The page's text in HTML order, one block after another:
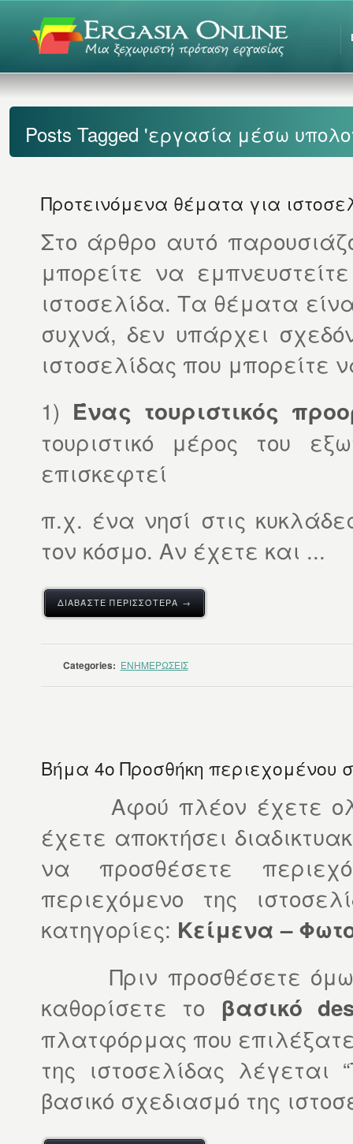
Posts Tagged 'εργασία μέσω
Προτεινόμενα θέματα για
Στο άρθρο αυτό
μπορείτε να
ιστοσελίδα. Τα θέματα
συχνά, δεν υπάρχει
ιστοσελίδας που μπορείτε
1) Ένας τουριστικός
τουριστικό μέρος του
επισκεφτεί
π.χ. ένα νησί στις
τον κόσμο. Αν έχετε και ...
ΔΙΑΒΆΣΤΕ ΠΕΡΙΣΣΌΤΕΡΑ →
Categories: ΕΝΗΜΕΡΩΣΕΙΣ
Βήμα 4ο Προσθήκη περιεχομένου
Αφού πλέον έχετε
έχετε αποκτήσει
να προσθέσετε
περιεχόμενο της
κατηγορίες: Κείμενα –
Πριν προσθέσετε
καθορίσετε το βασικό
πλατφόρμας που
της ιστοσελίδας λέγεται
βασικό σχεδιασμό της